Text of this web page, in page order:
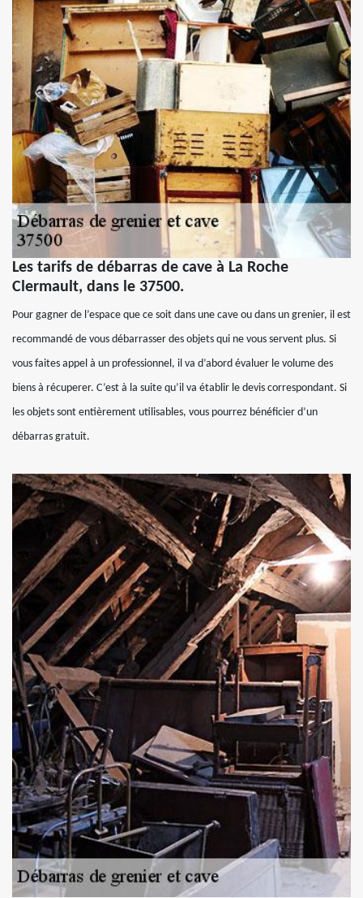
Les tarifs de débarras de cave à La Roche
Clermault, dans le 37500.
Pour gagner de l’espace que ce soit dans une cave ou dans un grenier, il est
recommandé de vous débarrasser des objets qui ne vous servent plus. Si
vous faites appel à un professionnel, il va d’abord évaluer le volume des
biens à récuperer. C’est à la suite qu’il va établir le devis correspondant. Si
les objets sont entièrement utilisables, vous pourrez bénéficier d’un
débarras gratuit.